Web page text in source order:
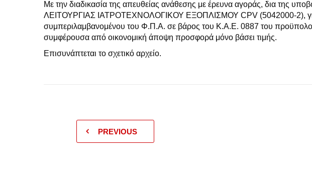
Με την διαδικασία της απευθείας ανάθεσης με έρευνα αγοράς, δια
ΛΕΙΤΟΥΡΓΙΑΣ ΙΑΤΡΟΤΕΧΝΟΛΟΓΙΚΟΥ ΕΞΟΠΛΙΣΜΟΥ CPV (5042000-2), για
συμπεριλαμβανομένου του Φ.Π.Α. σε βάρος του Κ.Α.Ε. 0887 του
συμφέρουσα από οικονομική άποψη προσφορά μόνο βάσει τιμής.
Επισυνάπτεται το σχετικό αρχείο.
PREVIOUS